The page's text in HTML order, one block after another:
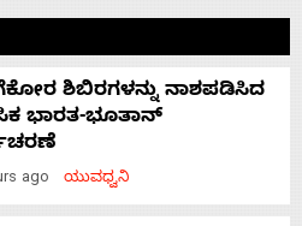
ಶಿಬಿರಗಳನ್ನು ನಾಶಪಡಿಸಿದ
ಭಾರತ-ಭೂತಾನ್
ago ಯುವಧ್ವನಿ